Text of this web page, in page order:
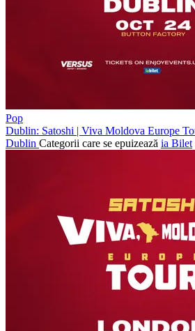
Pop
Dublin: Satoshi | Viva Moldova Europe
Dublin Categorii care se epuizează ia Bilet